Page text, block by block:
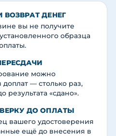
ДЕНЕГ
вы не получите
образца
можно
доплат — столько раз,
результата «сдано».
ДО ОПЛАТЫ
вашего удостоверения
ещё до внесения в